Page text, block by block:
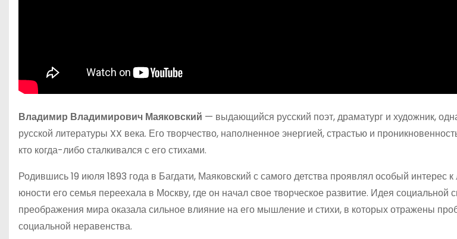
Владимир Владимирович Маяковский — выдающийся русский поэт, драматург и художник,
русской литературы XX века. Его творчество, наполненное энергией, страстью и
кто когда-либо сталкивался с его стихами.
Родившись 19 июля 1893 года в Багдати, Маяковский с самого детства проявлял особый интерес к
юности его семья переехала в Москву, где он начал свое творческое развитие. Идея социальной
преображения мира оказала сильное влияние на его мышление и стихи, в которых отражены
социальной неравенства.